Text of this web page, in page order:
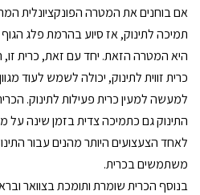
אם בוחנים את המטרה הפונקציונלית
תמיכה לתינוק, אז סיוע בהרמת פלג
היא המטרה הזאת. יחד עם זאת, כרית זו,
כרית זווית לתינוק, יכולה לשמש לעוד
למעשה למעין כרית פעילות לתינוק.
התינוק גם כתמיכה צדית בזמן שינה על
לאחד הצעצועים היותר מהנים עבור
משתמשים בכרית.
בנוסף הכרית שומרת ותומכת בצוואר